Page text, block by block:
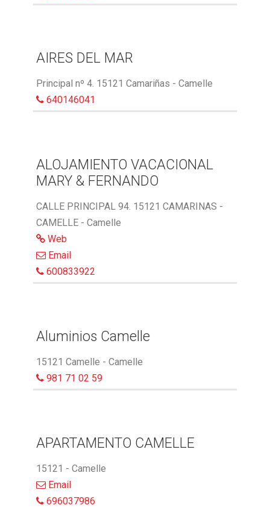
AIRES DEL MAR
Principal nº 4. 15121 Camariñas - Camelle
640146041
ALOJAMIENTO VACACIONAL
MARY & FERNANDO
CALLE PRINCIPAL 94. 15121 CAMARINAS -
CAMELLE - Camelle
Web
Email
600833922
Aluminios Camelle
15121 Camelle - Camelle
981 71 02 59
APARTAMENTO CAMELLE
15121 - Camelle
Email
696037986